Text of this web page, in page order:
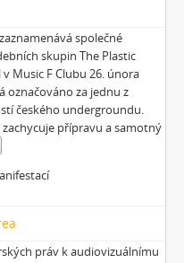
3 – Monkeyking legend
situace: pět svázaných mužů
společné
skupin The Plastic
Music F Clubu 26. února
označováno za jednu z
českého undergroundu.
přípravu a samotný
práv k audiovizuálnímu